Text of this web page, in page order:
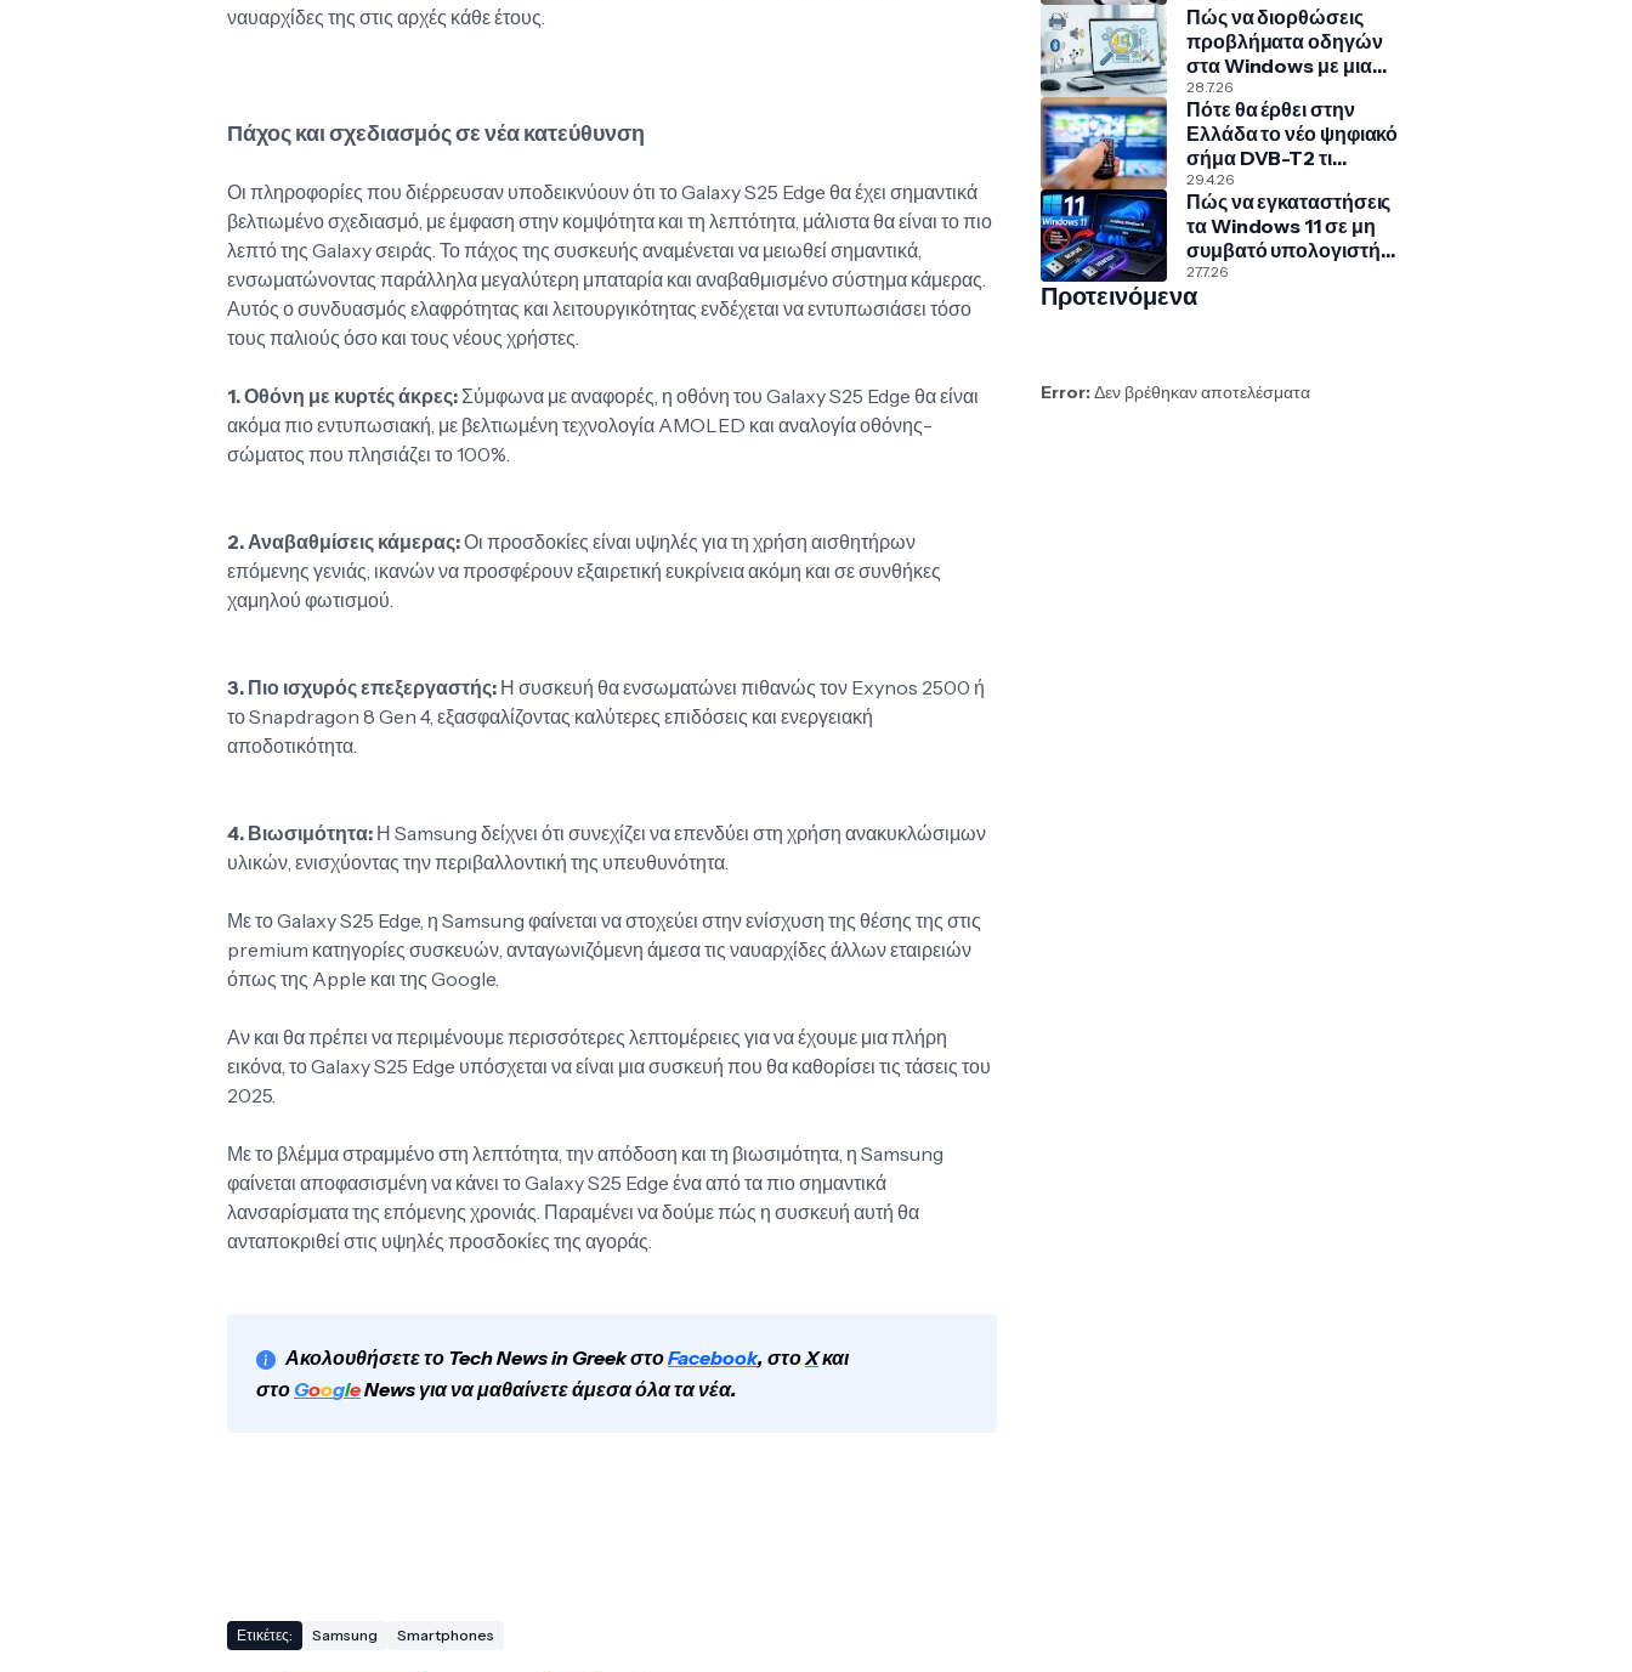
ναυαρχίδες της στις αρχές κάθε έτους.
Πάχος και σχεδιασμός σε νέα κατεύθυνση
Οι πληροφορίες που διέρρευσαν υποδεικνύουν ότι το Galaxy S25 Edge θα έχει σημαντικά
βελτιωμένο σχεδιασμό, με έμφαση στην κομψότητα και τη λεπτότητα, μάλιστα θα είναι το πιο
λεπτό της Galaxy σειράς. Το πάχος της συσκευής αναμένεται να μειωθεί σημαντικά,
ενσωματώνοντας παράλληλα μεγαλύτερη μπαταρία και αναβαθμισμένο σύστημα κάμερας.
Αυτός ο συνδυασμός ελαφρότητας και λειτουργικότητας ενδέχεται να εντυπωσιάσει τόσο
τους παλιούς όσο και τους νέους χρήστες.
1. Οθόνη με κυρτές άκρες:Σύμφωνα με αναφορές, η οθόνη του Galaxy S25 Edge θα είναι
ακόμα πιο εντυπωσιακή, με βελτιωμένη τεχνολογία AMOLED και αναλογία οθόνης-
σώματος που πλησιάζει το 100%.
2. Αναβαθμίσεις κάμερας:Οι προσδοκίες είναι υψηλές για τη χρήση αισθητήρων
επόμενης γενιάς, ικανών να προσφέρουν εξαιρετική ευκρίνεια ακόμη και σε συνθήκες
χαμηλού φωτισμού.
3. Πιο ισχυρός επεξεργαστής: Η συσκευή θα ενσωματώνει πιθανώς τον Exynos 2500 ή
το Snapdragon 8 Gen 4, εξασφαλίζοντας καλύτερες επιδόσεις και ενεργειακή
αποδοτικότητα.
4. Βιωσιμότητα: Η Samsung δείχνει ότι συνεχίζει να επενδύει στη χρήση ανακυκλώσιμων
υλικών, ενισχύοντας την περιβαλλοντική της υπευθυνότητα.
Με το Galaxy S25 Edge, η Samsung φαίνεται να στοχεύει στην ενίσχυση της θέσης της στις
premium κατηγορίες συσκευών, ανταγωνιζόμενη άμεσα τις ναυαρχίδες άλλων εταιρειών
όπως της Apple και της Google.
Αν και θα πρέπει να περιμένουμε περισσότερες λεπτομέρειες για να έχουμε μια πλήρη
εικόνα, το Galaxy S25 Edge υπόσχεται να είναι μια συσκευή που θα καθορίσει τις τάσεις του
2025.
Με το βλέμμα στραμμένο στη λεπτότητα, την απόδοση και τη βιωσιμότητα, η Samsung
φαίνεται αποφασισμένη να κάνει το Galaxy S25 Edge ένα από τα πιο σημαντικά
λανσαρίσματα της επόμενης χρονιάς. Παραμένει να δούμε πώς η συσκευή αυτή θα
ανταποκριθεί στις υψηλές προσδοκίες της αγοράς.
Ακολουθήσετε το Tech News in Greek στοFacebook, στοXκαι
στο GoogleNews για να μαθαίνετε άμεσα όλα τα νέα.
Ετικέτες: Samsung Smartphones
Πώς να διορθώσεις
προβλήματα οδηγών
στα Windows με μια
κρυφή εντολή
28.7.26
Πότε θα έρθει στην
Ελλάδα το νέο ψηφιακό
σήμα DVB-T2 τι
σημαίνει για την
τηλεόρασή σου
29.4.26
Πώς να εγκαταστήσεις
τα Windows 11 σε μη
συμβατό υπολογιστή
με Rufus και Ventoy
27.7.26
Προτεινόμενα
Error:Δεν βρέθηκαν αποτελέσματα